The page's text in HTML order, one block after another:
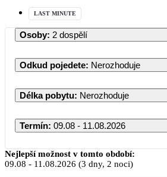
LAST MINUTE
Osoby: 2 dospělí
Odkud pojedete: Nerozhoduje
Délka pobytu: Nerozhoduje
Termín: 09.08 - 11.08.2026
Srpen 2026
Nejlepší možnost v tomto období:
09.08 - 11.08.2026 (3 dny, 2 noci)